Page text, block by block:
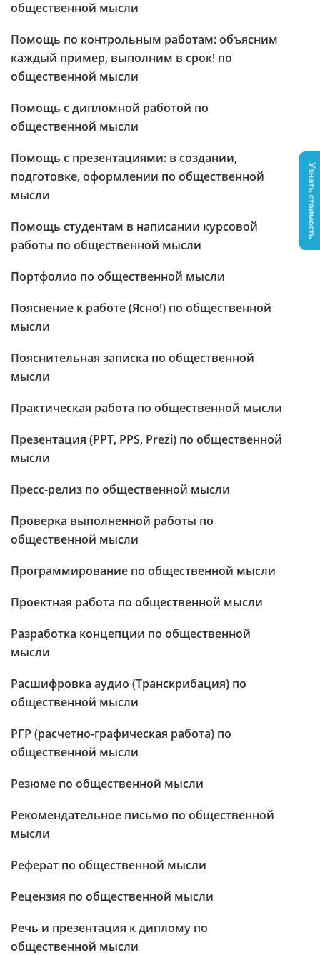
общественной мысли
Помощь по контрольным работам: объясним
каждый пример, выполним в срок! по
общественной мысли
Помощь с дипломной работой по
общественной мысли
Помощь с презентациями: в создании,
подготовке, оформлении по общественной
мысли
Помощь студентам в написании курсовой
работы по общественной мысли
Портфолио по общественной мысли
Пояснение к работе (Ясно!) по общественной
мысли
Пояснительная записка по общественной
мысли
Практическая работа по общественной мысли
Презентация (PPT, PPS, Prezi) по общественной
мысли
Пресс-релиз по общественной мысли
Проверка выполненной работы по
общественной мысли
Программирование по общественной мысли
Проектная работа по общественной мысли
Разработка концепции по общественной
мысли
Расшифровка аудио (Транскрибация) по
общественной мысли
РГР (расчетно-графическая работа) по
общественной мысли
Резюме по общественной мысли
Рекомендательное письмо по общественной
мысли
Реферат по общественной мысли
Рецензия по общественной мысли
Речь и презентация к диплому по
общественной мысли
Узнать стоимость